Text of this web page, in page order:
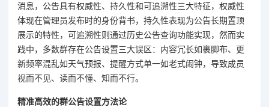
消息，公告具有权威性、持久性和可追溯性三大特征，权威性
体现在管理员发布时的身份背书，持久性表现为公告长期置顶
展示的特性，可追溯性则通过历史公告查询功能实现，然而实
践中，多数群存在公告设置三大误区：内容冗长如裹脚布、更
新频率混乱如天气预报、提醒方式单一如老式闹钟，导致成员
视而不见、读而不懂、知而不行。
精准高效的群公告设置方法论